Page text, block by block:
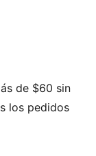
se mueve
externos
bolsillos
estilo sin
durante
de $60 sin
los pedidos